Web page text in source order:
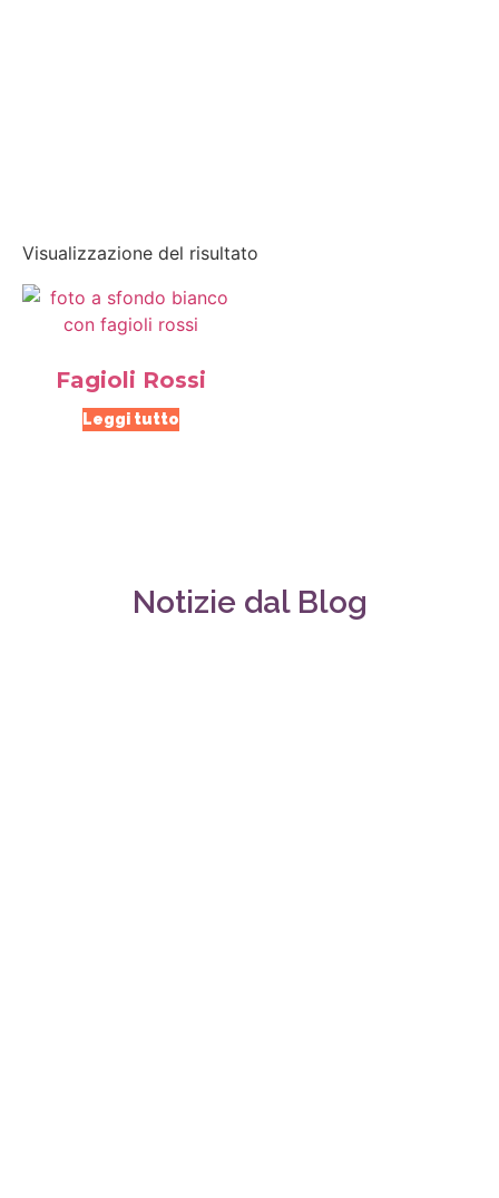
Visualizzazione del risultato
Fagioli Rossi
Leggi tutto
Notizie dal Blog